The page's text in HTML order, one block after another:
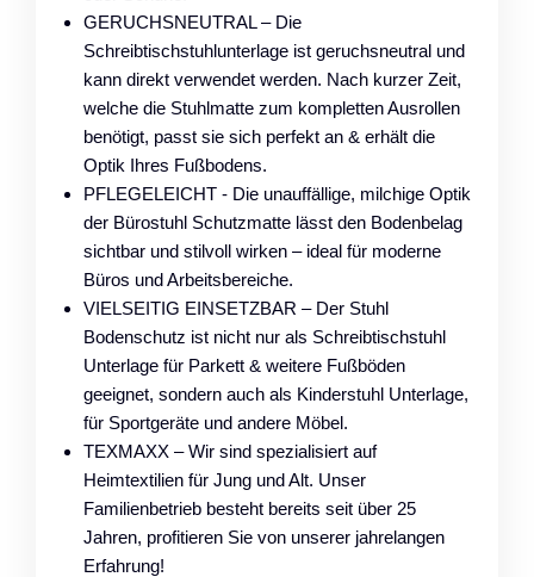
GERUCHSNEUTRAL – Die
Schreibtischstuhlunterlage ist geruchsneutral und
kann direkt verwendet werden. Nach kurzer Zeit,
welche die Stuhlmatte zum kompletten Ausrollen
benötigt, passt sie sich perfekt an & erhält die
Optik Ihres Fußbodens.
PFLEGELEICHT - Die unauffällige, milchige Optik
der Bürostuhl Schutzmatte lässt den Bodenbelag
sichtbar und stilvoll wirken – ideal für moderne
Büros und Arbeitsbereiche.
VIELSEITIG EINSETZBAR – Der Stuhl
Bodenschutz ist nicht nur als Schreibtischstuhl
Unterlage für Parkett & weitere Fußböden
geeignet, sondern auch als Kinderstuhl Unterlage,
für Sportgeräte und andere Möbel.
TEXMAXX – Wir sind spezialisiert auf
Heimtextilien für Jung und Alt. Unser
Familienbetrieb besteht bereits seit über 25
Jahren, profitieren Sie von unserer jahrelangen
Erfahrung!